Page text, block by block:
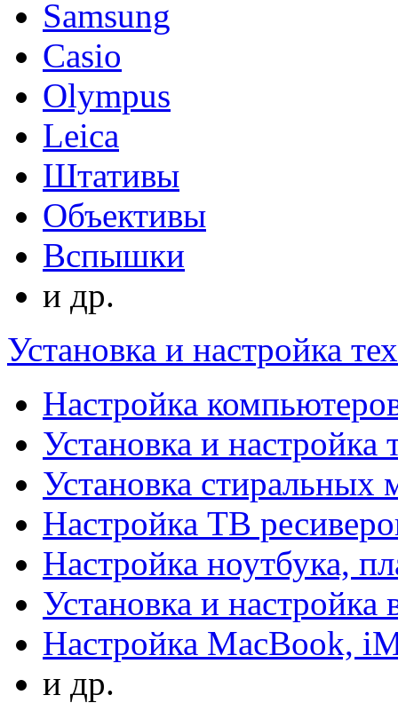
Samsung
Casio
Olympus
Leica
Штативы
Объективы
Вспышки
и др.
Установка и настройка
Настройка
Установка и настройка
Установка стиральных
Настройка ТВ
Настройка ноутбука,
Установка и
Настройка MacBook,
и др.